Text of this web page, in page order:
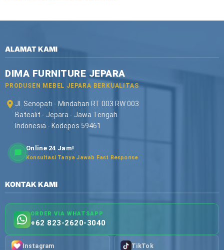
ALAMAT KAMI
DIMA FURNITURE JEPARA
PRODUSEN MEBEL JEPARA BERKUALITAS
Jl. Senopati - Mindahan RT 003 RW 003
Batealit - Jepara - Jawa Tengah
Indonesia - Kodepos 59461
Online 24 Jam!
Konsultasi Tanya Jawab Fast Response
KONTAK KAMI
ORDER VIA WHATSAPP
+62 823-2620-3040
Instagram TikTok